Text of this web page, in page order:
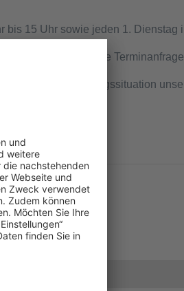
15 Uhr sowie jeden 1. Dienstag
Sie zunächst eine
der Versorgungssituation
dauert.